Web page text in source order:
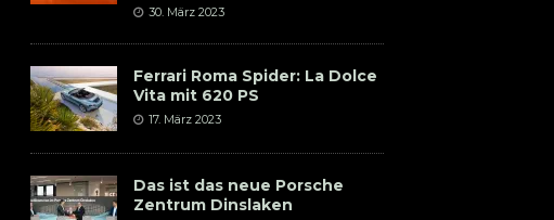
30. März 2023
Ferrari Roma Spider: La Dolce
Vita mit 620 PS
17. März 2023
Das ist das neue Porsche
Zentrum Dinslaken